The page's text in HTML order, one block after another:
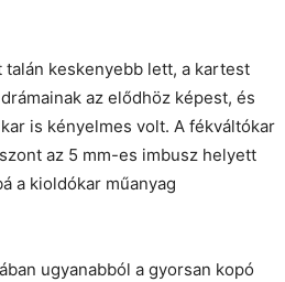
keskenyebb lett, a kartest
az elődhöz képest, és
is kényelmes volt. A fékváltókar
az 5 mm-es imbusz helyett
a kioldókar műanyag
ugyanabból a gyorsan kopó